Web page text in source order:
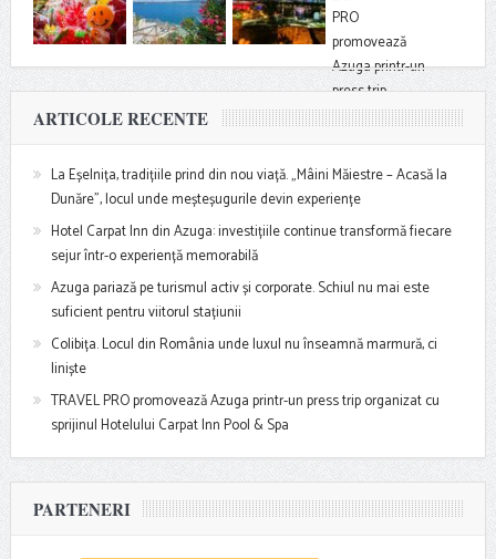
ARTICOLE RECENTE
La Eșelnița, tradițiile prind din nou viață. „Mâini Măiestre – Acasă la
Dunăre”, locul unde meșteșugurile devin experiențe
Hotel Carpat Inn din Azuga: investițiile continue transformă fiecare
sejur într-o experiență memorabilă
Azuga pariază pe turismul activ și corporate. Schiul nu mai este
suficient pentru viitorul stațiunii
Colibița. Locul din România unde luxul nu înseamnă marmură, ci
liniște
TRAVEL PRO promovează Azuga printr-un press trip organizat cu
sprijinul Hotelului Carpat Inn Pool & Spa
PARTENERI